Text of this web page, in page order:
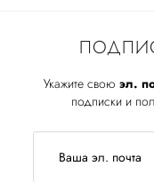
Укажите свою эл.
подписки и